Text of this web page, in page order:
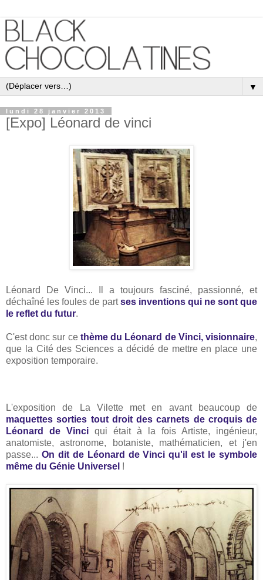
▼
lundi 28 janvier 2013
[Expo] Léonard de vinci
Léonard De Vinci... Il a toujours fasciné, passionné, et
déchaîné les foules de partses inventions qui ne sont que
le reflet du futur.
C'est donc sur ce thème du Léonard de Vinci, visionnaire,
que la Cité des Sciences a décidé de mettre en place une
exposition temporaire.
L'exposition de La Vilette met en avant beaucoup de
maquettes sorties tout droit des carnets de croquis de
Léonard de Vinci qui était à la fois Artiste, ingénieur,
anatomiste, astronome, botaniste, mathématicien, et j'en
passe... On dit de Léonard de Vinci qu'il est le symbole
même du Génie Universel !